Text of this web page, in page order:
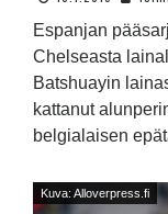
Espanjan
Chelseasta
Batshuayin
kattanut
belgialaisen
Kuva: Alloverpress.fi